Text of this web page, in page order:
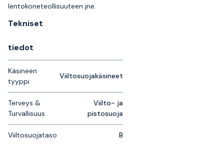
lentokoneteollisuuteen jne.
Tekniset
tiedot
Käsineen
tyyppi
Viiltosuojakäsineet
Terveys &
Turvallisuus
Viilto- ja
pistosuoja
Viiltosuojataso B